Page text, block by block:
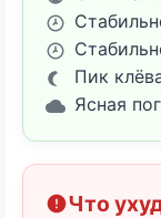
Пик
Ясная
Что